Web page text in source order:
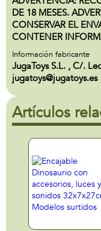
DE 18 MESES.
CONSERVAR EL
CONTENER
Información fabricante
JugaToys S.L. , C/.
jugatoys@jugatoys.es
Artículos